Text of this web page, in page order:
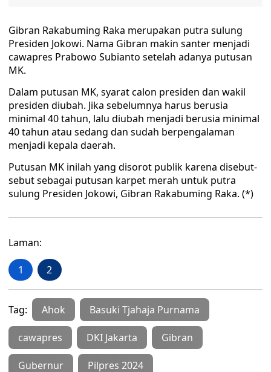
Gibran Rakabuming Raka merupakan putra sulung
Presiden Jokowi. Nama Gibran makin santer menjadi
cawapres Prabowo Subianto setelah adanya putusan
MK.
Dalam putusan MK, syarat calon presiden dan wakil
presiden diubah. Jika sebelumnya harus berusia
minimal 40 tahun, lalu diubah menjadi berusia minimal
40 tahun atau sedang dan sudah berpengalaman
menjadi kepala daerah.
Putusan MK inilah yang disorot publik karena disebut-
sebut sebagai putusan karpet merah untuk putra
sulung Presiden Jokowi, Gibran Rakabuming Raka. (*)
Laman:
1 2
Tag: Ahok Basuki Tjahaja Purnama
cawapres DKI Jakarta Gibran
Gubernur Pilpres 2024